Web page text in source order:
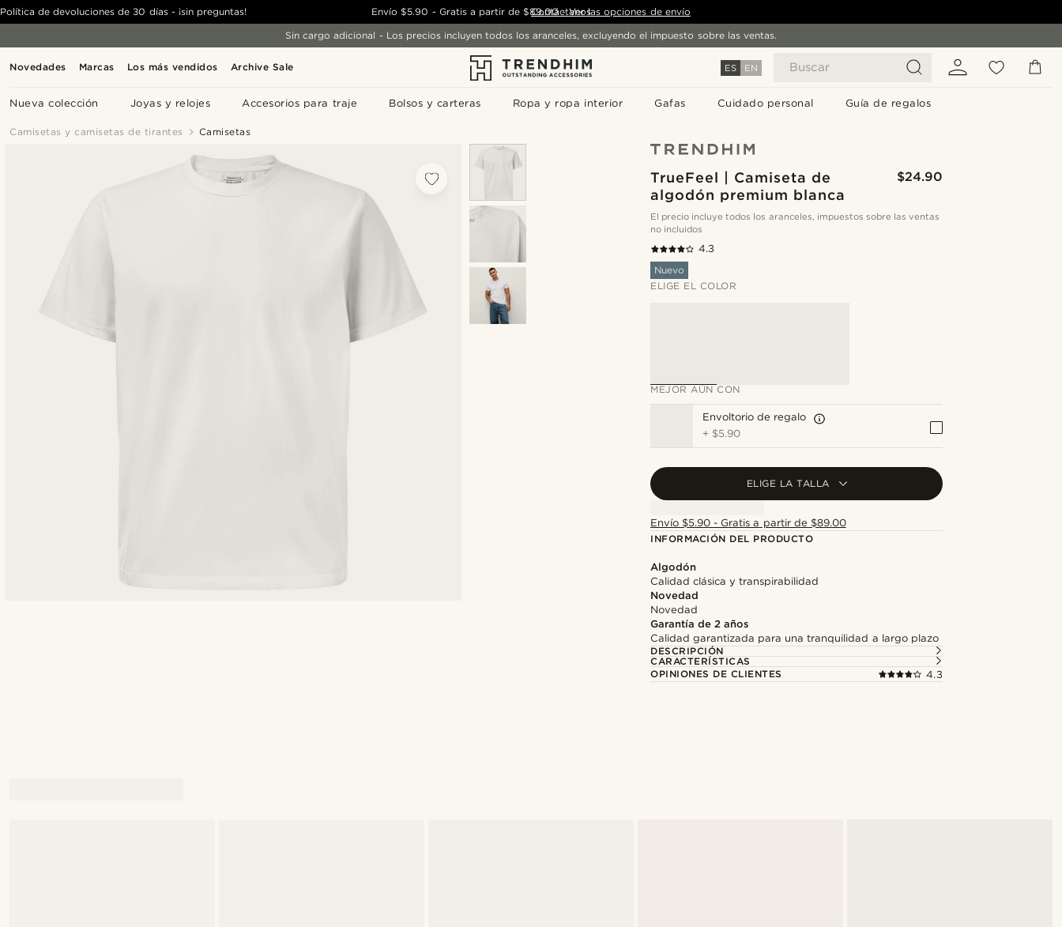
Novedades Marcas Los más vendidos Archive Sale ES EN Buscar
Nueva colección Joyas y relojes Accesorios para traje Bolsos y carteras Ropa y ropa interior Gafas Cuidado personal Guía de regalos
Política de devoluciones de 30 días - ¡sin preguntas! Envío $5.90 - Gratis a partir de $89.00 - Ver las opciones de envío
Contáctanos
Sin cargo adicional - Los precios incluyen todos los aranceles, excluyendo el impuesto sobre las ventas.
Camisetas y camisetas de tirantes Camisetas
TrueFeel | Camiseta de
algodón premium blanca
$24.90
El precio incluye todos los aranceles, impuestos sobre las ventas
no incluidos
4.3
Nuevo
ELIGE EL COLOR
MEJOR AÚN CON
Envoltorio de regalo
+ $5.90
ELIGE LA TALLA
Envío $5.90 - Gratis a partir de $89.00
INFORMACIÓN DEL PRODUCTO
Algodón
Calidad clásica y transpirabilidad
Novedad
Novedad
Garantía de 2 años
Calidad garantizada para una tranquilidad a largo plazo
DESCRIPCIÓN
CARACTERÍSTICAS
OPINIONES DE CLIENTES
4.3